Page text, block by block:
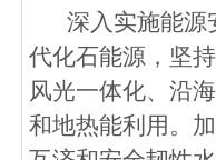
深入实施能源
代化石能源，坚
风光一体化、沿
和地热能利用。